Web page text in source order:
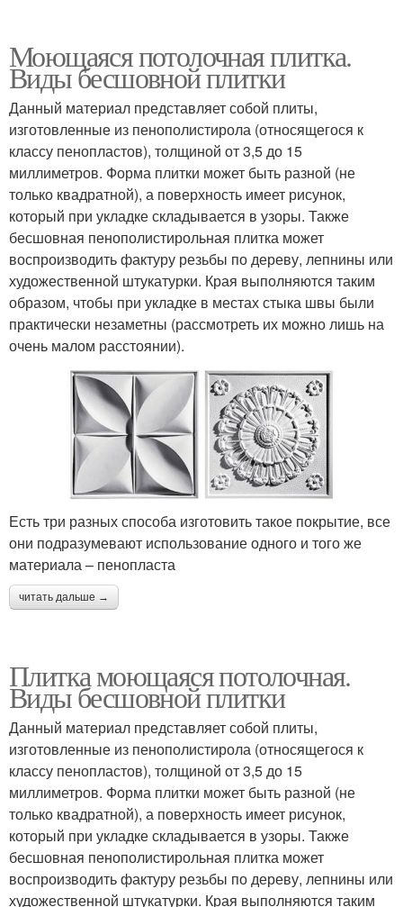
Моющаяся потолочная плитка.
Виды бесшовной плитки
Данный материал представляет собой плиты,
изготовленные из пенополистирола (относящегося к
классу пенопластов), толщиной от 3,5 до 15
миллиметров. Форма плитки может быть разной (не
только квадратной), а поверхность имеет рисунок,
который при укладке складывается в узоры. Также
бесшовная пенополистирольная плитка может
воспроизводить фактуру резьбы по дереву, лепнины или
художественной штукатурки. Края выполняются таким
образом, чтобы при укладке в местах стыка швы были
практически незаметны (рассмотреть их можно лишь на
очень малом расстоянии).
Есть три разных способа изготовить такое покрытие, все
они подразумевают использование одного и того же
материала – пенопласта
читать дальше →
Плитка моющаяся потолочная.
Виды бесшовной плитки
Данный материал представляет собой плиты,
изготовленные из пенополистирола (относящегося к
классу пенопластов), толщиной от 3,5 до 15
миллиметров. Форма плитки может быть разной (не
только квадратной), а поверхность имеет рисунок,
который при укладке складывается в узоры. Также
бесшовная пенополистирольная плитка может
воспроизводить фактуру резьбы по дереву, лепнины или
художественной штукатурки. Края выполняются таким